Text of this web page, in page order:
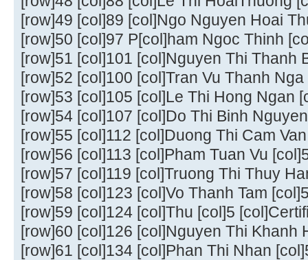
[row]49 [col]89 [col]Ngo Nguyen Hoai
[row]50 [col]97 P[col]ham Ngoc Thinh
[row]51 [col]101 [col]Nguyen Thi Thanh
[row]52 [col]100 [col]Tran Vu Thanh
[row]53 [col]105 [col]Le Thi Hong Ngan
[row]54 [col]107 [col]Do Thi Binh
[row]55 [col]112 [col]Duong Thi Cam
[row]56 [col]113 [col]Pham Tuan Vu
[row]57 [col]119 [col]Truong Thi Thuy
[row]58 [col]123 [col]Vo Thanh Tam
[row]59 [col]124 [col]Thu [col]5
[row]60 [col]126 [col]Nguyen Thi Khanh
[row]61 [col]134 [col]Phan Thi Nhan